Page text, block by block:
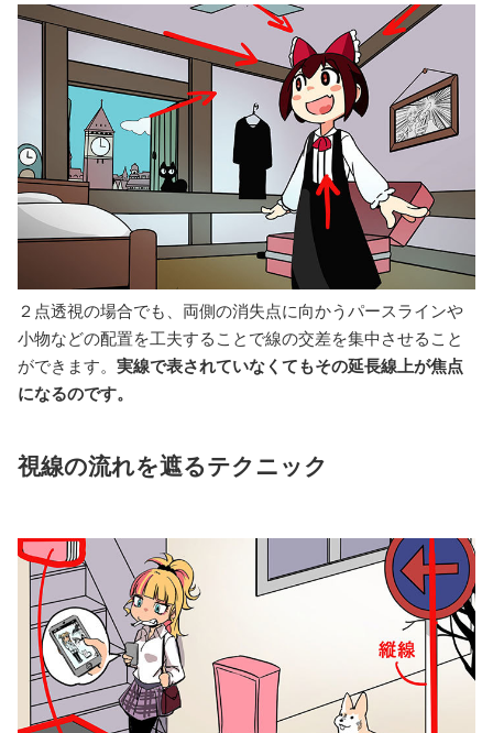
２点透視の場合でも、両側の消失点に向かうパースラインや
小物などの配置を工夫することで線の交差を集中させること
ができます。 実線で表されていなくてもその延長線上が焦点
になるのです。
視線の流れを遮るテクニック